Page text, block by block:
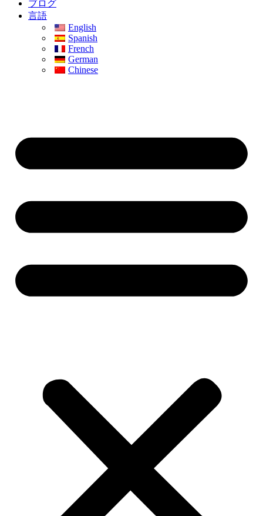
ブログ
言語
English
Spanish
French
German
Chinese